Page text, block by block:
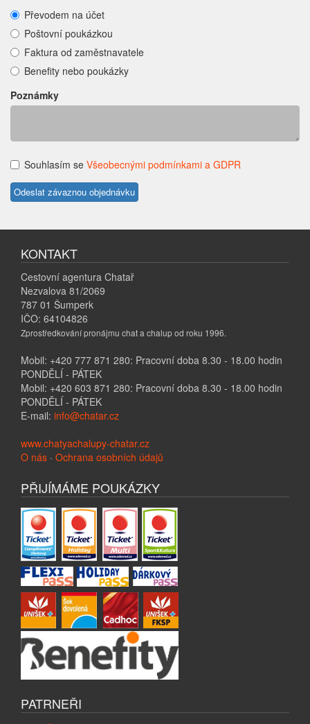
Převodem na účet
Poštovní poukázkou
Faktura od zaměstnavatele
Benefity nebo poukázky
Poznámky
Souhlasím se Všeobecnými podmínkami a GDPR
KONTAKT
Cestovní agentura Chatař
Nezvalova 81/2069
787 01 Šumperk
IČO: 64104826
Zprostředkování pronájmu chat a chalup od roku 1996.
Mobil: +420 777 871 280: Pracovní doba 8.30 - 18.00 hodin
PONDĚLÍ - PÁTEK
Mobil: +420 603 871 280: Pracovní doba 8.30 - 18.00 hodin
PONDĚLÍ - PÁTEK
E-mail: info@chatar.cz
www.chatyachalupy-chatar.cz
O nás · Ochrana osobních údajů
PŘIJÍMÁME POUKÁZKY
PATRNEŘI